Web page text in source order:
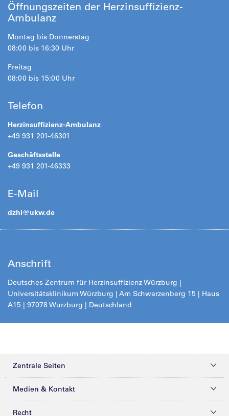
Öffnungszeiten der Herzinsuffizienz-
Ambulanz
Montag bis Donnerstag
08:00 bis 16:30 Uhr
Freitag
08:00 bis 15:00 Uhr
Telefon
Herzinsuffizienz-Ambulanz
+49 931 201-46301
Geschäftsstelle
+49 931 201-46333
E-Mail
dzhi@ukw.de
Anschrift
Deutsches Zentrum für Herzinsuffizienz Würzburg |
Universitätsklinikum Würzburg | Am Schwarzenberg 15 | Haus
A15 | 97078 Würzburg | Deutschland
Zentrale Seiten
Kliniken & Zentren
Medien & Kontakt
Presse
Recht